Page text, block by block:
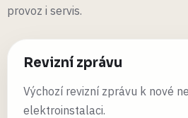
provoz i servis.
Revizní zprávu
Výchozí revizní zprávu k nové
elektroinstalaci.